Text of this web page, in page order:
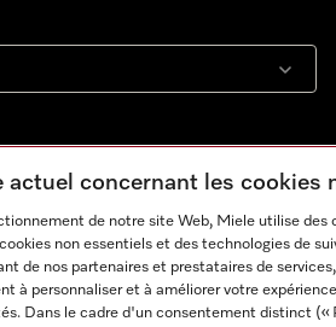
actuel concernant les
de notre site Web, Miele utilise
non essentiels et des technologies de
de nos partenaires et prestataires de
à personnaliser et à améliorer votre
Dans le cadre d'un consentement distinct